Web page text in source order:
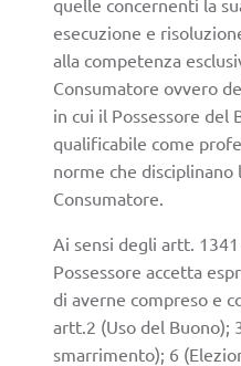
esecuzione e
alla competenza
Consumatore ovvero
in cui il Possessore del
qualificabile come
norme che disciplinano
Consumatore.
Ai sensi degli artt.
Possessore accetta
di averne compreso e
artt.2 (Uso del Buono);
smarrimento); 6